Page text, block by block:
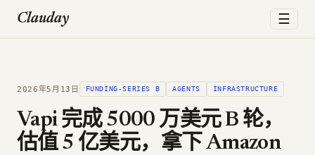
Clauday ☰
2026年5月13日 FUNDING-SERIES B AGENTS INFRASTRUCTURE
Vapi 完成 5000 万美元 B 轮，
估值 5 亿美元，拿下 Amazon